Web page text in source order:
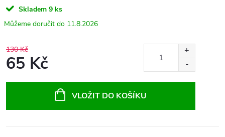
Skladem 9 ks
11.8.2026
130 Kč
65 Kč
VLOŽIT DO KOŠÍKU